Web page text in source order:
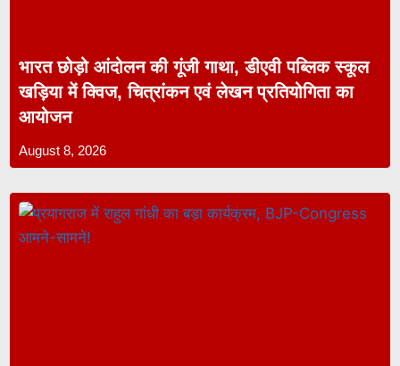
भारत छोड़ो आंदोलन की गूंजी गाथा, डीएवी पब्लिक स्कूल
खड़िया में क्विज, चित्रांकन एवं लेखन प्रतियोगिता का
आयोजन
August 8, 2026